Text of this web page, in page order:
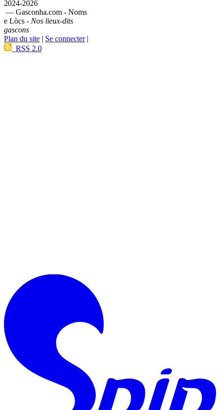
2024-2026
— Gasconha.com - Noms
e Lòcs - Nos lieux-dits
gascons
Plan du site | Se connecter|
RSS 2.0